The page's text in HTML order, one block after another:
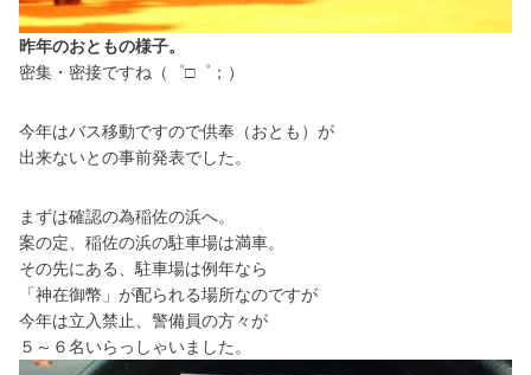
昨年のおともの様子。
密集・密接ですね（゜□゜；）
今年はバス移動ですので供奉（おとも）が
出来ないとの事前発表でした。
まずは確認の為稲佐の浜へ。
案の定、稲佐の浜の駐車場は満車。
その先にある、駐車場は例年なら
「神在御幣」が配られる場所なのですが
今年は立入禁止、警備員の方々が
５～６名いらっしゃいました。